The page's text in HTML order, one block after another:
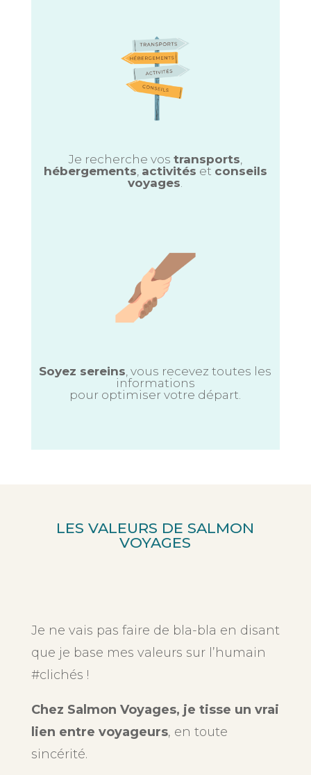
Je recherche vos transports,
hébergements, activités et conseils
voyages.
Soyez sereins , vous recevez toutes les
informations
pour optimiser votre départ.
LES VALEURS DE SALMON
VOYAGES
Je ne vais pas faire de bla-bla en disant
que je base mes valeurs sur l’humain
#clichés !
Chez Salmon Voyages, je tisse un vrai
lien entre voyageurs, en toute
sincérité.